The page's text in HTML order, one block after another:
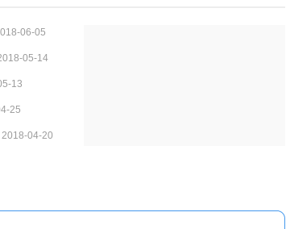
06-05
05-14
13
25
2018-04-20